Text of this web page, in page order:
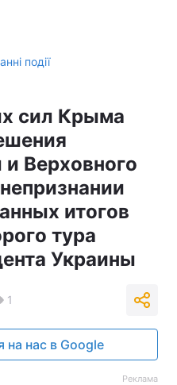
події
сил Крыма
Верховного
итогов
тура
Украины
1
на нас в Google
Реклама